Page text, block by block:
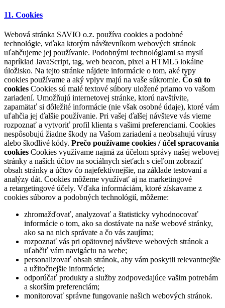
11. Cookies
Webová stránka SAVIO o.z. používa cookies a podobné
technológie, vďaka ktorým návštevníkom webových stránok
uľahčujeme jej používanie. Podobnými technológiami sa myslí
napríklad JavaScript, tag, web beacon, pixel a HTML5 lokálne
úložisko. Na tejto stránke nájdete informácie o tom, aké typy
cookies používame a aký vplyv majú na vaše súkromie. Čo sú to
cookies Cookies sú malé textové súbory uložené priamo vo vašom
zariadení. Umožňujú internetovej stránke, ktorú navštívite,
zapamätať si dôležité informácie (nie však osobné údaje), ktoré vám
uľahčia jej ďalšie používanie. Pri vašej ďalšej návšteve vás vieme
rozpoznať a vytvoriť profil klienta s vašimi preferenciami. Cookies
nespôsobujú žiadne škody na Vašom zariadení a neobsahujú vírusy
alebo škodlivé kódy. Prečo používame cookies / účel spracovania
cookies Cookies využívame najmä za účelom správy našej webovej
stránky a našich účtov na sociálnych sieťach s cieľom zobraziť
obsah stránky a účtov čo najefektívnejšie, na základe testovaní a
analýzy dát. Cookies môžeme využívať aj na marketingové
a retargetingové účely. Vďaka informáciám, ktoré získavame z
cookies súborov a podobných technológií, môžeme:
zhromažďovať, analyzovať a štatisticky vyhodnocovať
informácie o tom, ako sa dostávate na naše webové stránky,
ako sa na nich správate a čo vás zaujíma;
rozpoznať vás pri opätovnej návšteve webových stránok a
uľahčiť vám navigáciu na webe;
personalizovať obsah stránok, aby vám poskytli relevantnejšie
a užitočnejšie informácie;
odporúčať produkty a služby zodpovedajúce vašim potrebám
a skorším preferenciám;
monitorovať správne fungovanie našich webových stránok.